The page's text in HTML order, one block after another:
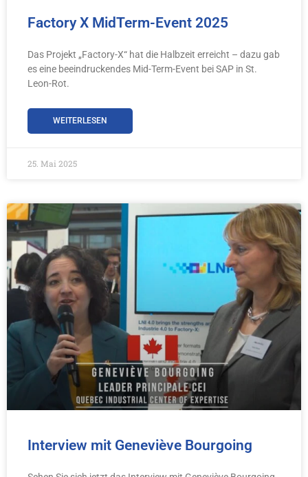
Factory X MidTerm-Event 2025
Das Projekt „Factory-X“ hat die Halbzeit erreicht – dazu gab
es eine beeindruckendes Mid-Term-Event bei SAP in St.
Leon-Rot.
WEITERLESEN
25. Mai 2025
Interview mit Geneviève Bourgoing